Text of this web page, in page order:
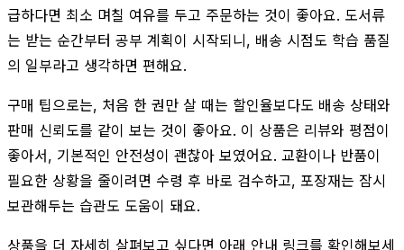
급하다면 최소 며칠 여유를 두고 주문하는 것이 좋아요. 도서류
는 받는 순간부터 공부 계획이 시작되니, 배송 시점도 학습 품질
의 일부라고 생각하면 편해요.
구매 팁으로는, 처음 한 권만 살 때는 할인율보다도 배송 상태와
판매 신뢰도를 같이 보는 것이 좋아요. 이 상품은 리뷰와 평점이
좋아서, 기본적인 안전성이 괜찮아 보였어요. 교환이나 반품이
필요한 상황을 줄이려면 수령 후 바로 검수하고, 포장재는 잠시
보관해두는 습관도 도움이 돼요.
상품을 더 자세히 살펴보고 싶다면 아래 안내 링크를 확인해보세